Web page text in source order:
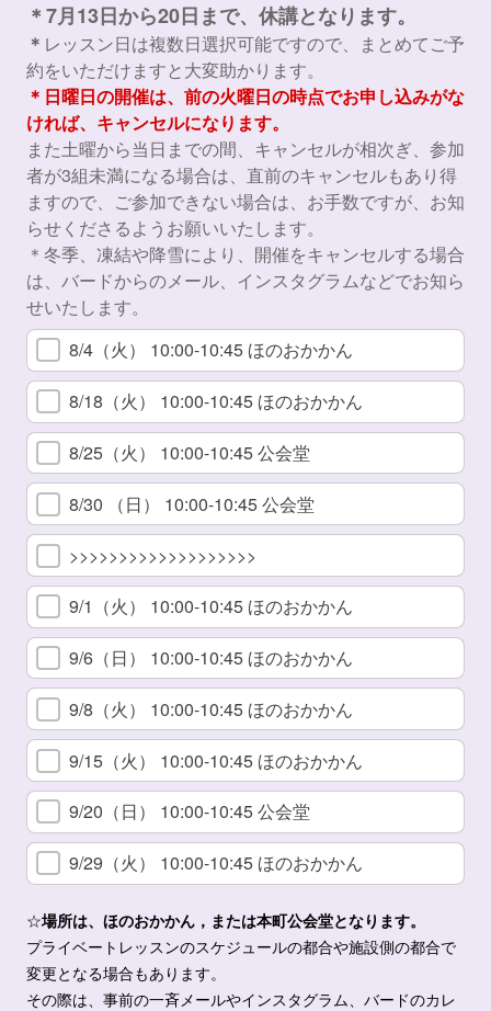
＊7月13日から20日まで、休講となります。
＊ レッスン日は複数日選択可能ですので、まとめてご予
約をいただけますと大変助かります。
＊日曜日の開催は、前の火曜日の時点でお申し込みがな
ければ、キャンセルになります。
また土曜から当日までの間、キャンセルが相次ぎ、参加
者が3組未満になる場合は、直前のキャンセルもあり得
ますので、ご参加できない場合は、お手数ですが、お知
らせくださるようお願いいたします。
＊冬季、凍結や降雪により、開催をキャンセルする場合
は、バードからのメール、インスタグラムなどでお知ら
せいたします。
8/4（火） 10:00-10:45 ほのおかかん
8/18（火） 10:00-10:45 ほのおかかん
8/25（火） 10:00-10:45 公会堂
8/30 （日） 10:00-10:45 公会堂
>>>>>>>>>>>>>>>>>>>
9/1（火） 10:00-10:45 ほのおかかん
9/6（日） 10:00-10:45 ほのおかかん
9/8（火） 10:00-10:45 ほのおかかん
9/15（火） 10:00-10:45 ほのおかかん
9/20（日） 10:00-10:45 公会堂
9/29（火） 10:00-10:45 ほのおかかん
☆場所は、 ほのおかかん ，または本町公会堂となります。
プライベートレッスンのスケジュールの都合や施設側の都合で
変更となる場合もあります。
その際は、事前の一斉メールやインスタグラム、バードのカレ